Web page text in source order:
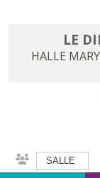
LE
HALLE
SALLE